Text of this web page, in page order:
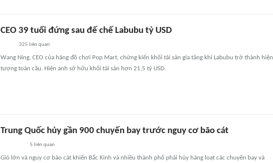
CEO 39 tuổi đứng sau đế chế Labubu tỷ USD
325 liên quan
Wang Ning, CEO của hãng đồ chơi Pop Mart, chứng kiến khối tài sản gia tăng khi Labubu trở thành hiện
tượng toàn cầu. Hiện anh sở hữu khối tài sản hơn 21,5 tỷ USD.
Trung Quốc hủy gần 900 chuyến bay trước nguy cơ bão cát
5 liên quan
Gió lớn và nguy cơ bão cát khiến Bắc Kinh và nhiều thành phố phải hủy hàng loạt các chuyến bay và